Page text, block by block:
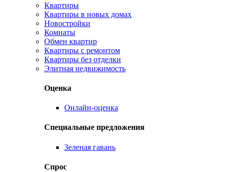
Квартиры
Квартиры в новых домах
Новостройки
Комнаты
Обмен квартир
Квартиры с ремонтом
Квартиры без отделки
Элитная недвижимость
Оценка
Онлайн-оценка
Специальные предложения
Зеленая гавань
Спрос